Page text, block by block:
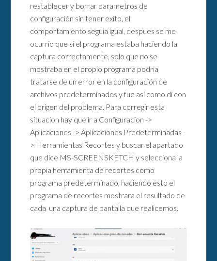
restablecer y borrar parametros de
configuración sin tener exito, el
comportamiento seguia igual, despues se me
ocurrio que si el programa estaba haciendo la
captura correctamente, solo que no se
mostraba en el propio programa podria
tratarse de un error en la configuración de
archivos predeterminados y fue asi como di con
el origen del problema. Para corregir esta
situacion hay que ir a Configuracion ->
Aplicaciones -> Aplicaciones Predeterminadas -
> Herramientas Recortes y buscar el apartado
que dice MS-SCREENSKETCH y selecciona la
propia herramienta de recortes como
programa predeterminado, haciendo esto el
programa de recortes mostrara el resultado de
cada una captura de pantalla que realicemos.